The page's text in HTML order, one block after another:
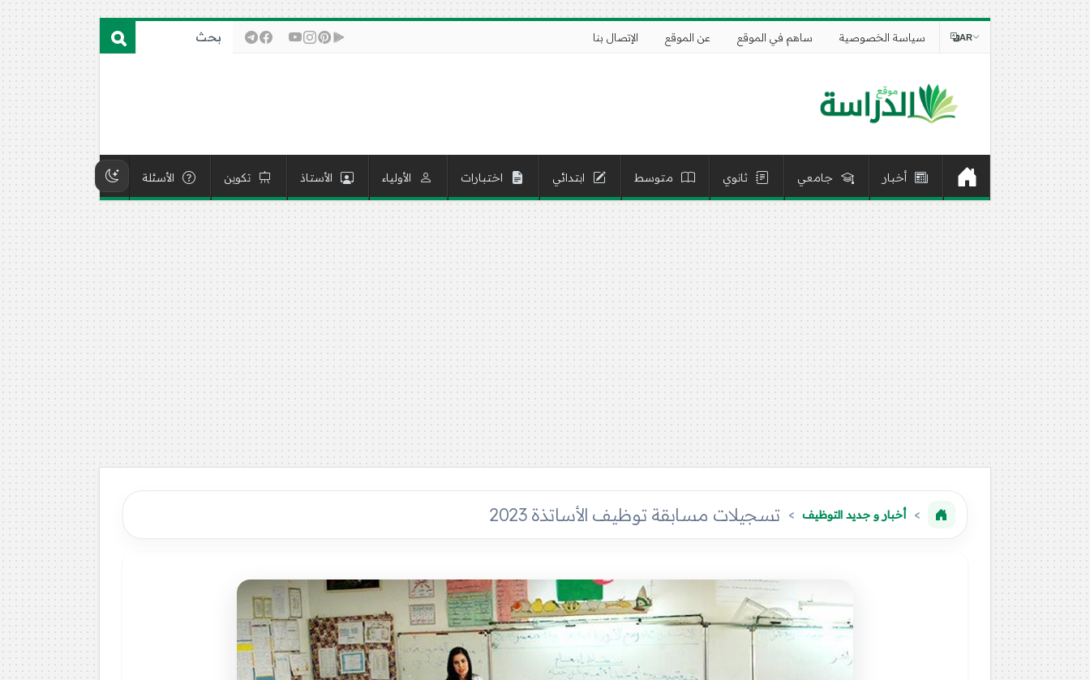
سياسة الخصوصية ساهم في الموقع عن الموقع الإتصال بنا AR
أخبار جامعي ثانوي متوسط ابتدائي اختبارات الأولياء الأستاذ تكوين الأسئلة
أخبار و جديد التوظيف تسجيلات مسابقة توظيف الأساتذة 2023